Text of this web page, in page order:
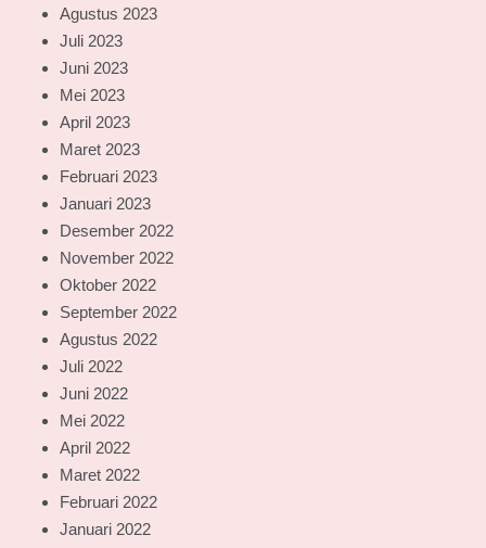
Agustus 2023
Juli 2023
Juni 2023
Mei 2023
April 2023
Maret 2023
Februari 2023
Januari 2023
Desember 2022
November 2022
Oktober 2022
September 2022
Agustus 2022
Juli 2022
Juni 2022
Mei 2022
April 2022
Maret 2022
Februari 2022
Januari 2022